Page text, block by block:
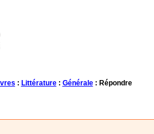
: Littérature: Générale: Répondre